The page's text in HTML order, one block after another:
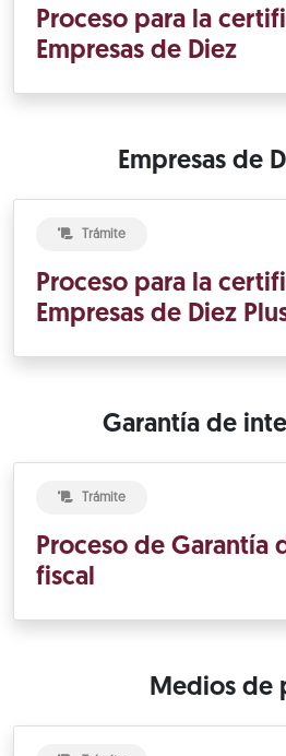
Proceso para la
Empresas de Diez
Empresas de
Trámite
Proceso para la
Empresas de Diez
Garantía de
Trámite
Proceso de Garantía
fiscal
Medios de